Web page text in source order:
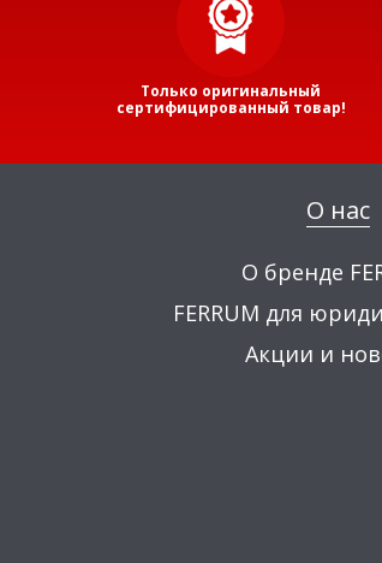
Только оригинальный
сертифицированный товар!
О нас
О бренде
FERRUM для
Акции и